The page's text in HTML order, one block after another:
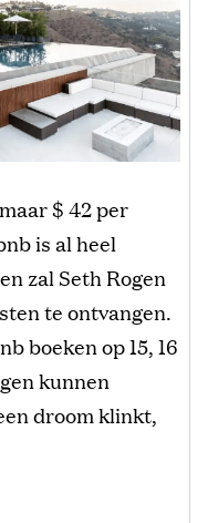
$ 42 per
is al heel
zal Seth Rogen
te ontvangen.
boeken op 15, 16
kunnen
droom klinkt,